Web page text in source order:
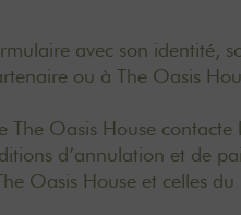
avec son identité,
ou à The Oasis
The Oasis House
d’annulation et de
Oasis House et celles